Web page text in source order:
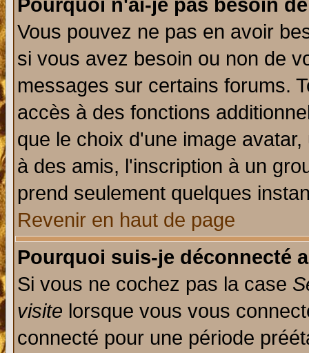
Pourquoi n'ai-je pas besoin
Vous pouvez ne pas en avoir
si vous avez besoin ou non de
messages sur certains forums.
accès à des fonctions
que le choix d'une image
à des amis, l'inscription à un
prend seulement quelques
Revenir en haut de page
Pourquoi suis-je déconnecté
Si vous ne cochez pas la case
visite lorsque vous vous
connecté pour une période